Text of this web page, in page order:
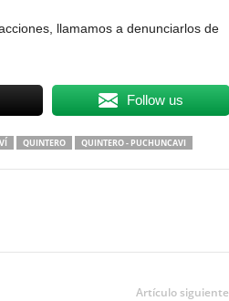
llamamos a denunciarlos de
Follow us
QUINTERO QUINTERO - PUCHUNCAVI
Artículo siguiente